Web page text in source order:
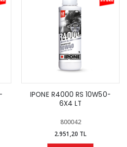
IPONE R4000 RS 10W50-
6X4 LT
800042
2.951,20 TL